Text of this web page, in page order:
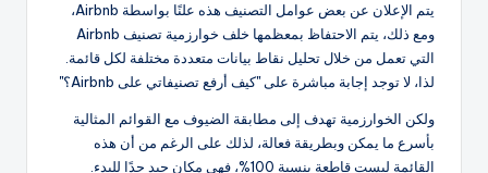
يتم الإعلان عن بعض عوامل التصنيف هذه علنًا بواسطة Airbnb،
ومع ذلك، يتم الاحتفاظ بمعظمها خلف خوارزمية تصنيف Airbnb
التي تعمل من خلال تحليل نقاط بيانات متعددة مختلفة لكل قائمة.
لذا، لا توجد إجابة مباشرة على "كيف أرفع تصنيفاتي على Airbnb؟"
ولكن الخوارزمية تهدف إلى مطابقة الضيوف مع القوائم المثالية
بأسرع ما يمكن وبطريقة فعالة، لذلك على الرغم من أن هذه
القائمة ليست قاطعة بنسبة 100%، فهي مكان جيد جدًا للبدء.